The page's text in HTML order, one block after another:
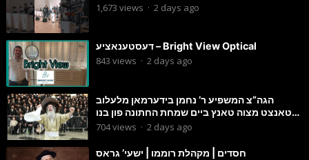
1,673 views · 2 days ago
דעסטענאציע – Bright View Optical
843 views · 2 days ago
הגה”צ המשפיע ר’ נחמן בידערמאן מלעלוב
טאנצט מצוה טאנץ ביים שמחת החתונה פון בנו
החתן
704views · 2 days ago
חסדים | מקהלת רוממו | ישעי’ גראס